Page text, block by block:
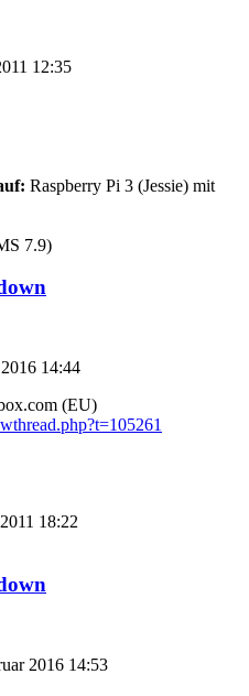
12:35
Raspberry Pi 3 (Jessie) mit
7.9)
14:44
(EU)
18:22
2016 14:53